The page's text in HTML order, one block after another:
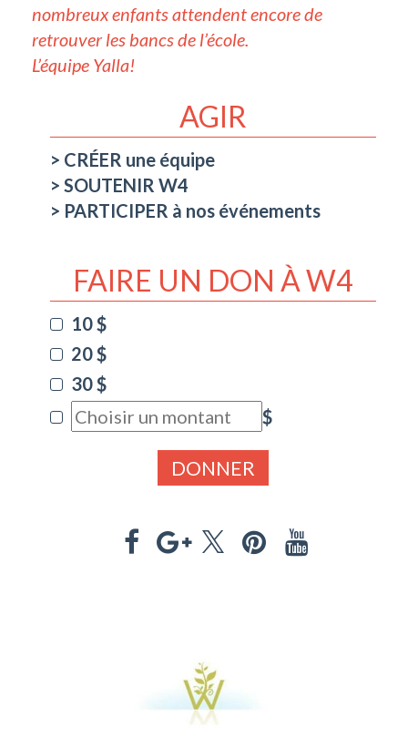
nombreux enfants attendent encore de
retrouver les bancs de l’école.
L’équipe Yalla!
AGIR
CRÉER une équipe
SOUTENIR W4
PARTICIPER à nos événements
FAIRE UN DON À W4
10 $
20 $
30 $
$
DONNER